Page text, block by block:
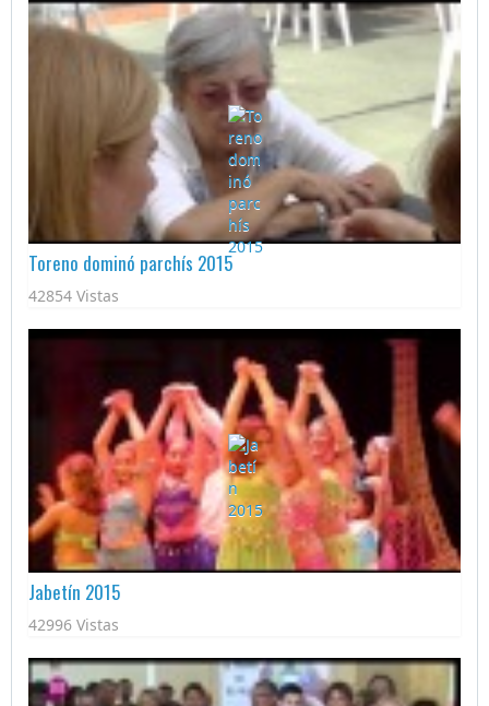
Toreno dominó parchís 2015
42854 Vistas
Jabetín 2015
42996 Vistas